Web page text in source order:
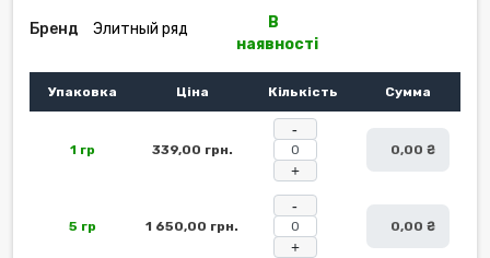
Бренд Элитный ряд
В
наявності
Упаковка Ціна Кількість Сумма
1 гр
339,00 грн.
+
0,00 ₴
5 гр
1 650,00 грн.
+
0,00 ₴